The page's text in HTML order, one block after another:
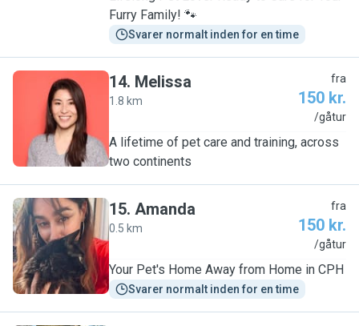
Furry Family! 🐾
Svarer normalt inden for en time
M
14. Melissa
1.8 km
fra
150 kr.
/gåtur
A lifetime of pet care and training, across
two continents
A
15. Amanda
0.5 km
fra
150 kr.
/gåtur
Your Pet's Home Away from Home in CPH
Svarer normalt inden for en time